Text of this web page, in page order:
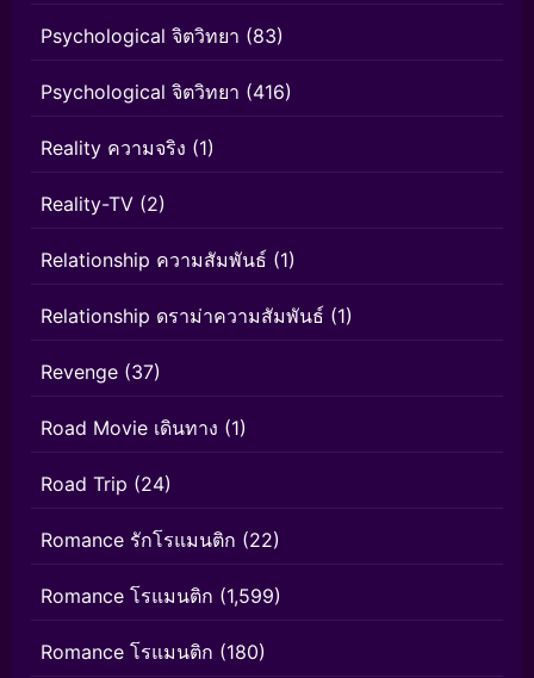
Psychological จิตวิทยา (83)
Psychological จิตวิทยา (416)
Reality ความจริง (1)
Reality-TV (2)
Relationship ความสัมพันธ์ (1)
Relationship ดราม่าความสัมพันธ์ (1)
Revenge (37)
Road Movie เดินทาง (1)
Road Trip (24)
Romance รักโรแมนติก (22)
Romance โรแมนติก (1,599)
Romance โรแมนติก (180)